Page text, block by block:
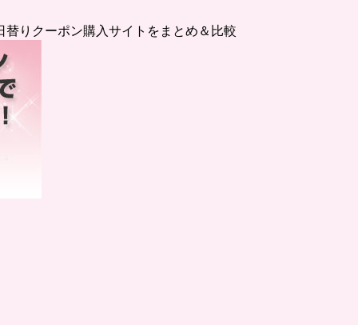
りクーポン購入サイトをまとめ＆比較